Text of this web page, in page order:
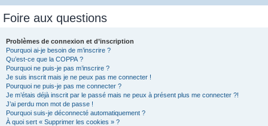
Foire aux questions
Problèmes de connexion et d’inscription
Pourquoi ai-je besoin de m’inscrire ?
Qu’est-ce que la COPPA ?
Pourquoi ne puis-je pas m’inscrire ?
Je suis inscrit mais je ne peux pas me connecter !
Pourquoi ne puis-je pas me connecter ?
Je m’étais déjà inscrit par le passé mais ne peux à présent plus me connecter ?!
J’ai perdu mon mot de passe !
Pourquoi suis-je déconnecté automatiquement ?
À quoi sert « Supprimer les cookies » ?